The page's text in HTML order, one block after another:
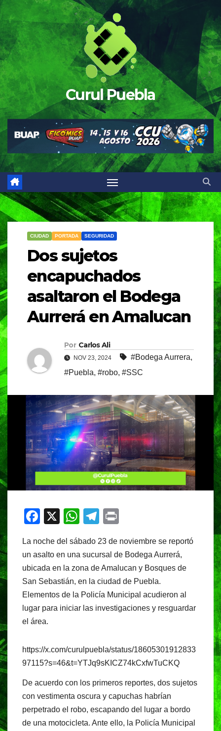
Saltar
al
contenido
Curul Puebla
CIUDAD PORTADA SEGURIDAD
Dos sujetos
encapuchados
asaltaron el Bodega
Aurrerá en Amalucan
Por Carlos Ali
NOV 23, 2024 #Bodega Aurrera,
#Puebla, #robo, #SSC
F
c
e
b
o
o
k
X
W
at
s
A
p
p
T
e
gr
a
m
t
La noche del sábado 23 de noviembre se reportó
un asalto en una sucursal de Bodega Aurrerá,
ubicada en la zona de Amalucan y Bosques de
San Sebastián, en la ciudad de Puebla.
Elementos de la Policía Municipal acudieron al
lugar para iniciar las investigaciones y resguardar
el área.
https://x.com/curulpuebla/status/18605301912833
97115?s=46&t=YTJq9sKICZ74kCxfwTuCKQ
De acuerdo con los primeros reportes, dos sujetos
con vestimenta oscura y capuchas habrían
perpetrado el robo, escapando del lugar a bordo
de una motocicleta. Ante ello, la Policía Municipal